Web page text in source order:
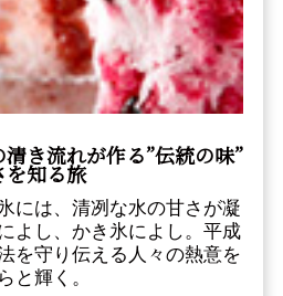
き流れが作る”伝統の味”
知る旅
には、清冽な水の甘さが凝
よし、かき氷によし。平成
を守り伝える人々の熱意を
と輝く。